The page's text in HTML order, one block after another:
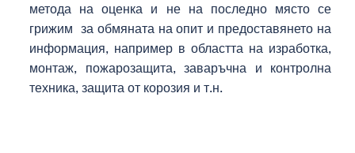
метода на оценка и не на последно място се
грижим за обмяната на опит и предоставянето на
информация, например в областта на изработка,
монтаж, пожарозащита, заваръчна и контролна
техника, защита от корозия и т.н.